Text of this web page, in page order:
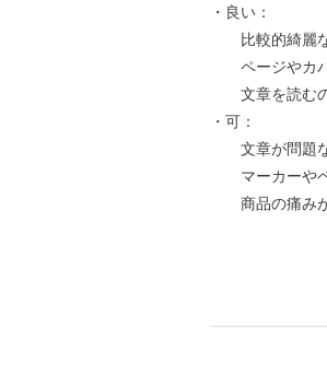
・良い：
比較的綺麗な
ページやカバ
文章を読むの
・可：
文章が問題な
マーカーやペ
商品の痛みが